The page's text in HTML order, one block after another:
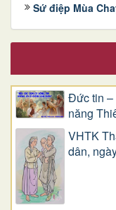
Sứ điệp Mùa
Đức tin –
năng
VHTK
dân,